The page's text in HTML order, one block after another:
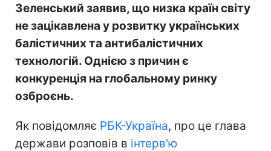
Зеленський заявив, що низка країн світу
не зацікавлена у розвитку українських
балістичних та антибалістичних
технологій. Однією з причин є
конкуренція на глобальному ринку
озброєнь.
Як повідомляє РБК-Україна, про це глава
держави розповів в інтерв'ю